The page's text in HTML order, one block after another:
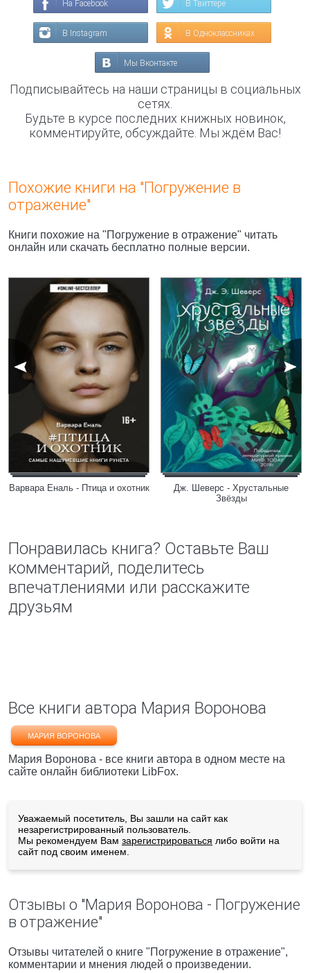
На Facebook В Твиттере
В Instagram В Одноклассниках
Мы Вконтакте
Подписывайтесь на наши страницы в социальных
сетях.
Будьте в курсе последних книжных новинок,
комментируйте, обсуждайте. Мы ждём Вас!
Похожие книги на "Погружение в
отражение"
Книги похожие на "Погружение в отражение" читать
онлайн или скачать бесплатно полные версии.
Варвара Еналь - Птица и охотник
Дж. Шеверс - Хрустальные
Звёзды
Понравилась книга? Оставьте Ваш
комментарий, поделитесь
впечатлениями или расскажите
друзьям
Все книги автора Мария Воронова
МАРИЯ ВОРОНОВА
Мария Воронова - все книги автора в одном месте на
сайте онлайн библиотеки LibFox.
Уважаемый посетитель, Вы зашли на сайт как
незарегистрированный пользователь.
Мы рекомендуем Вам зарегистрироваться либо войти на
сайт под своим именем.
Отзывы о "Мария Воронова - Погружение
в отражение"
Отзывы читателей о книге "Погружение в отражение",
комментарии и мнения людей о произведении.